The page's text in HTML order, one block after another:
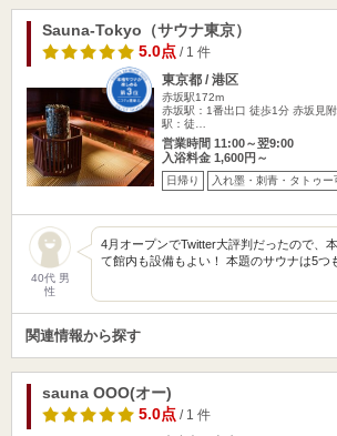
Sauna-Tokyo（サウナ東京）
5.0点 / 1 件
東京都 / 港区
赤坂駅172m
赤坂駅：1番出口 徒歩1分 赤坂見
駅：徒…
営業時間 11:00～翌9:00
入浴料金 1,600円～
日帰り 入れ墨・刺青・タトゥー
40代 男
性
4月オープンでTwitter大評判だったので、
て館内も設備もよい！ 本題のサウナは5つ
関連情報から探す
sauna OOO(オー)
5.0点 / 1 件